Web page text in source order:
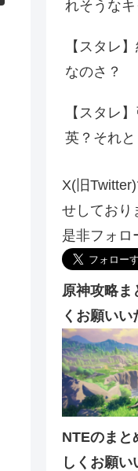
れそうな
【スタレ
なのさ？
【スタレ
英？それ
X(旧
せしており
是非フォロ
原神攻略ま
くお願いい
NTEのまと
しくお願い